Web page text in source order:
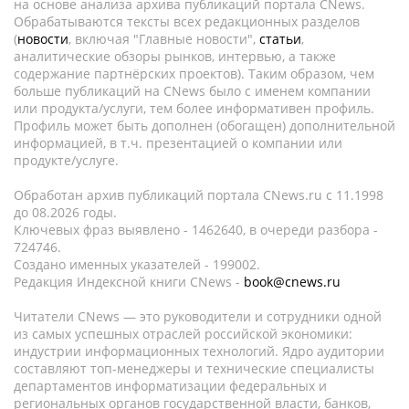
на основе анализа архива публикаций портала CNews.
Обрабатываются тексты всех редакционных разделов
(новости, включая "Главные новости", статьи,
аналитические обзоры рынков, интервью, а также
содержание партнёрских проектов). Таким образом, чем
больше публикаций на CNews было с именем компании
или продукта/услуги, тем более информативен профиль.
Профиль может быть дополнен (обогащен) дополнительной
информацией, в т.ч. презентацией о компании или
продукте/услуге.
Обработан архив публикаций портала CNews.ru c 11.1998
до 08.2026 годы.
Ключевых фраз выявлено - 1462640, в очереди разбора -
724746.
Создано именных указателей - 199002.
Редакция Индексной книги CNews - book@cnews.ru
Читатели CNews — это руководители и сотрудники одной
из самых успешных отраслей российской экономики:
индустрии информационных технологий. Ядро аудитории
составляют топ-менеджеры и технические специалисты
департаментов информатизации федеральных и
региональных органов государственной власти, банков,